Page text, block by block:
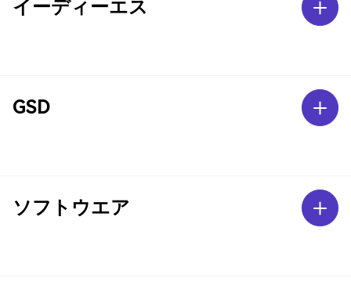
イーディーエス
GSD
ソフトウエア